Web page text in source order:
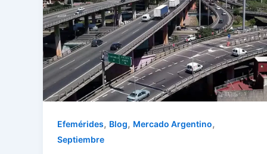
Efemérides, Blog, Mercado Argentino,
Septiembre